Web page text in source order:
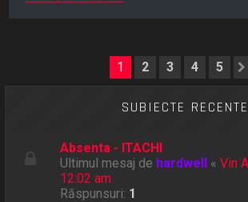
1 2 3 4 5
SUBIECTE RECENTE
Absenta - ITACHI
Ultimul mesaj de hardwell «Vin
12:02 am
Răspunsuri: 1